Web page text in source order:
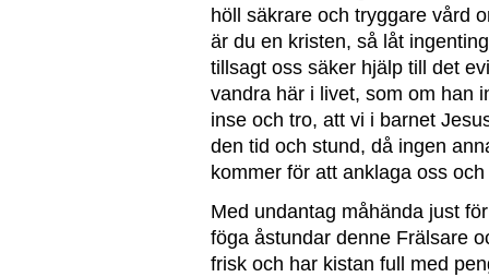
höll säkrare och tryggare vård
är du en kristen, så låt
tillsagt oss säker hjälp till det
vandra här i livet, som om han
inse och tro, att vi i barnet
den tid och stund, då ingen
kommer för att anklaga oss
Med undantag måhända just
föga åstundar denne Frälsare
frisk och har kistan full med